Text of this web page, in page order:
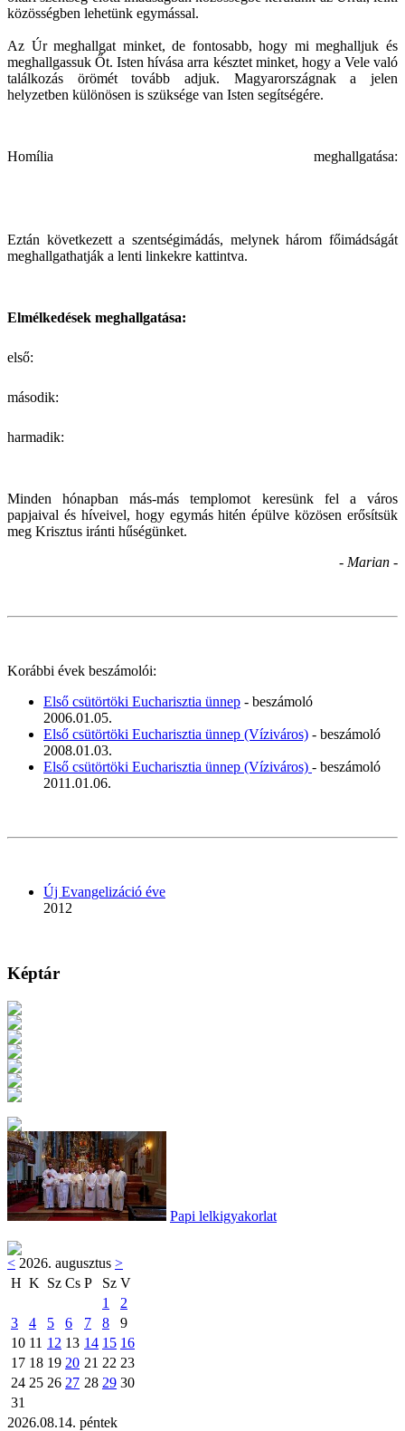
közösségben lehetünk egymással.
Az Úr meghallgat minket, de fontosabb, hogy mi meghalljuk és
meghallgassuk Őt. Isten hívása arra késztet minket, hogy a Vele való
találkozás örömét tovább adjuk. Magyarországnak a jelen
helyzetben különösen is szüksége van Isten segítségére.
Homília meghallgatása:
Eztán következett a szentségimádás, melynek három főimádságát
meghallgathatják a lenti linkekre kattintva.
Elmélkedések meghallgatása:
első:
második:
harmadik:
Minden hónapban más-más templomot keresünk fel a város
papjaival és híveivel, hogy egymás hitén épülve közösen erősítsük
meg Krisztus iránti hűségünket.
- Marian -
Korábbi évek beszámolói:
Első csütörtöki Eucharisztia ünnep - beszámoló
2006.01.05.
Első csütörtöki Eucharisztia ünnep (Víziváros) - beszámoló
2008.01.03.
Első csütörtöki Eucharisztia ünnep (Víziváros) - beszámoló
2011.01.06.
Új Evangelizáció éve
2012
Képtár
Papi lelkigyakorlat
< 2026. augusztus >
H K Sz Cs P Sz V
1
2
3
4 5 6 7 8
9
10 11 12 13 14 15 16
17 18 19 20 21 22 23
24 25 26 27 28 29 30
31
2026.08.14. péntek